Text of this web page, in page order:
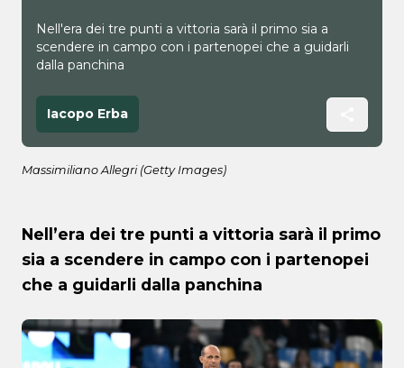
Nell'era dei tre punti a vittoria sarà il primo sia a
scendere in campo con i partenopei che a guidarli
dalla panchina
Iacopo Erba
Massimiliano Allegri (Getty Images)
Nell’era dei tre punti a vittoria sarà il primo
sia a scendere in campo con i partenopei
che a guidarli dalla panchina